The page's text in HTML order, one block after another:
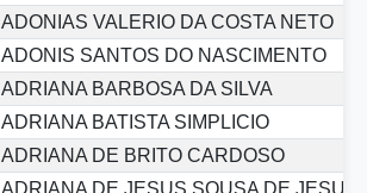
ADONIAS VALERIO DA COSTA NETO
ADONIS SANTOS DO NASCIMENTO
ADRIANA BARBOSA DA SILVA
ADRIANA BATISTA SIMPLICIO
ADRIANA DE BRITO CARDOSO
ADRIANA DE JESUS SOUSA DE JESUS